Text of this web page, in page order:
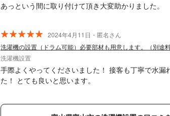
あっという間に取り付けて頂き大変助かりました。
2024年4月11日・匿名さん
洗濯機の設置（ドラム可能）必要部材も用意します。（別途料
洗濯機設置
手際よくやってくださいました！ 接客も丁寧で水漏
た！ とても良いと思います。